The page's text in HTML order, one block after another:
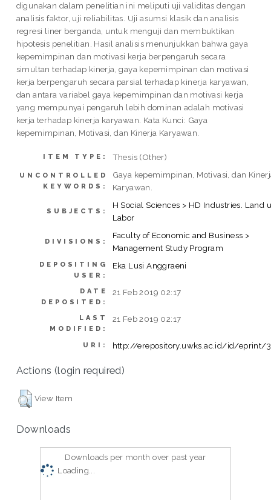
digunakan dalam penelitian ini meliputi uji validitas dengan
analisis faktor, uji reliabilitas. Uji asumsi klasik dan analisis
regresi liner berganda, untuk menguji dan membuktikan
hipotesis penelitian. Hasil analisis menunjukkan bahwa gaya
kepemimpinan dan motivasi kerja berpengaruh secara
simultan terhadap kinerja, gaya kepemimpinan dan motivasi
kerja berpengaruh secara parsial terhadap kinerja karyawan,
dan antara variabel gaya kepemimpinan dan motivasi kerja
yang mempunyai pengaruh lebih dominan adalah motivasi
kerja terhadap kinerja karyawan. Kata Kunci: Gaya
kepemimpinan, Motivasi, dan Kinerja Karyawan.
ITEM TYPE: Thesis (Other)
UNCONTROLLED
KEYWORDS:
Gaya kepemimpinan, Motivasi, dan
Karyawan.
SUBJECTS:
H Social Sciences > HD Industries. Land
Labor
DIVISIONS:
Faculty of Economic and Business >
Management Study Program
DEPOSITING
USER:
Eka Lusi Anggraeni
DATE
DEPOSITED:
21 Feb 2019 02:17
LAST
MODIFIED:
21 Feb 2019 02:17
URI: http://erepository.uwks.ac.id/id/eprint/
Actions (login required)
View Item
Downloads
Downloads per month over past year
Loading...